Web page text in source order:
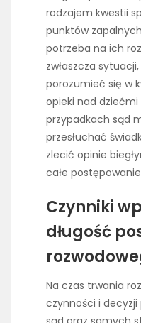
rodzajem kwestii
punktów
potrzeba na ich
zwłaszcza
porozumieć się w
opieki nad
przypadkach sąd
przesłuchać
zlecić opinie
całe
Czynniki
długość
Na czas trwania
czynności i